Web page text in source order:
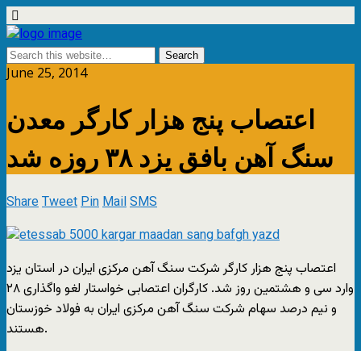
June 25, 2014
اعتصاب پنج هزار کارگر معدن
سنگ آهن بافق یزد ۳۸ روزه شد
ShareTweetPinMailSMS
اعتصاب پنج هزار کارگر شرکت سنگ‌ آهن مرکزی ايران در استان يزد
وارد سی و هشتمین روز شد. کارگران اعتصابی خواستار لغو واگذاری ۲۸
و نيم درصد سهام شرکت سنگ‌ آهن مرکزی ايران به فولاد خوزستان
هستند.